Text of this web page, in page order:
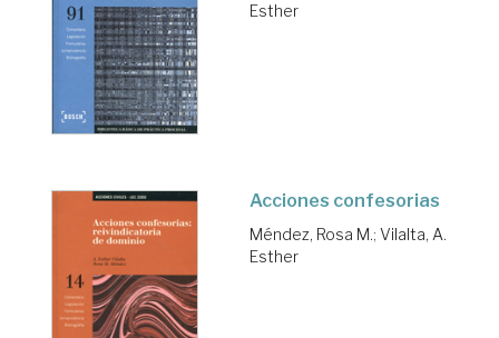
Esther
Acciones confesorias
Méndez, Rosa M.; Vilalta, A.
Esther